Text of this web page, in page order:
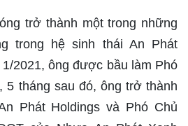
trở thành một trong những
trong hệ sinh thái An Phát
2021, ông được bầu làm Phó
5 tháng sau đó, ông trở thành
Phát Holdings và Phó Chủ